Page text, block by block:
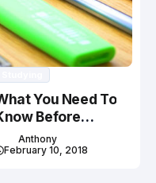
You Need To
Before
Studying In Canada
Anthony
February 10, 2018